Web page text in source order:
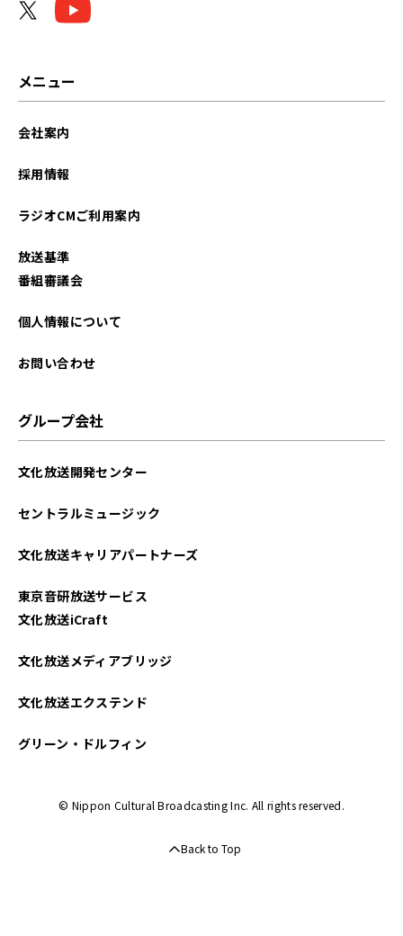
2025年07月
2025年04月
2024年11月
2024年10月
2024年09月
メニュー
会社案内
採用情報
ラジオCMご利用案内
放送基準
番組審議会
個人情報について
お問い合わせ
グループ会社
文化放送開発センター
セントラルミュージック
文化放送キャリアパートナーズ
東京音研放送サービス
文化放送iCraft
文化放送メディアブリッジ
文化放送エクステンド
グリーン・ドルフィン
© Nippon Cultural Broadcasting Inc. All rights reserved.
Back to Top